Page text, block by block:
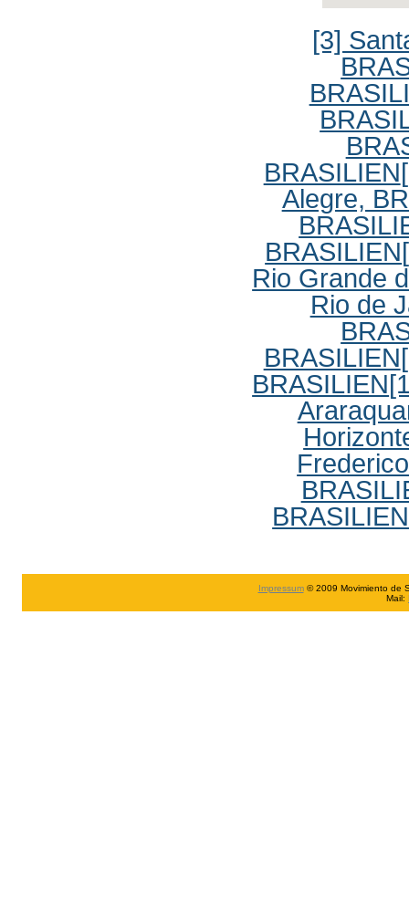
[3]
BRASILIEN
Alegre,
BRASILIEN
Rio Grande
Rio de
BRASILIEN
BRASILIEN
BRASILIEN
Impressum© 2009 Movimiento de
Mail: